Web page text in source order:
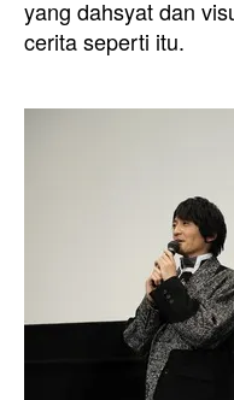
yang dahsyat dan
cerita seperti itu.